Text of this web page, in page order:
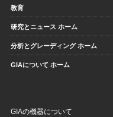
教育
研究とニュース ホーム
分析とグレーディング ホーム
GIAについて ホーム
GIAの機器について